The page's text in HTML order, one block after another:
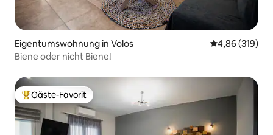
Eigentumswohnung in Volos
4,86 (319)
Biene oder nicht Biene!
Beliebter Gäste-Favorit.
Gäste-Favorit